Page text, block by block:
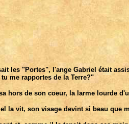
les "Portes", l'ange Gabriel était
me rapportes de la Terre?"
hors de son coeur, la larme lourde
la vit, son visage devint si beau que